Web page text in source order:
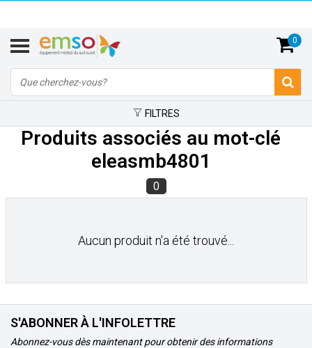
0
FILTRES
Produits associés au mot-clé
eleasmb4801
0
Aucun produit n'a été trouvé...
S'ABONNER À L'INFOLETTRE
Abonnez-vous dès maintenant pour obtenir des informations